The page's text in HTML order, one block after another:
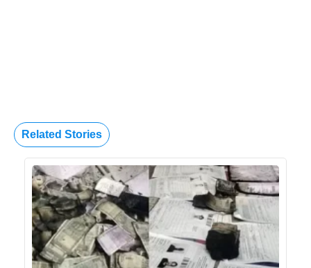
Related Stories